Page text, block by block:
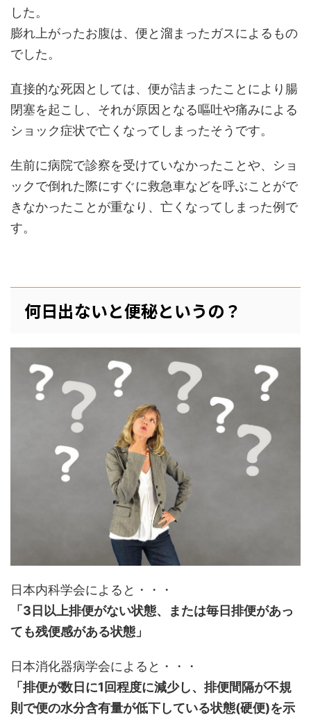
した。
膨れ上がったお腹は、便と溜まったガスによるもの
でした。
直接的な死因としては、便が詰まったことにより腸
閉塞を起こし、それが原因となる嘔吐や痛みによる
ショック症状で亡くなってしまったそうです。
生前に病院で診察を受けていなかったことや、ショ
ックで倒れた際にすぐに救急車などを呼ぶことがで
きなかったことが重なり、亡くなってしまった例で
す。
何日出ないと便秘というの？
日本内科学会によると・・・
「3日以上排便がない状態、または毎日排便があっ
ても残便感がある状態」
日本消化器病学会によると・・・
「排便が数日に1回程度に減少し、排便間隔が不規
則で便の水分含有量が低下している状態(硬便)を示